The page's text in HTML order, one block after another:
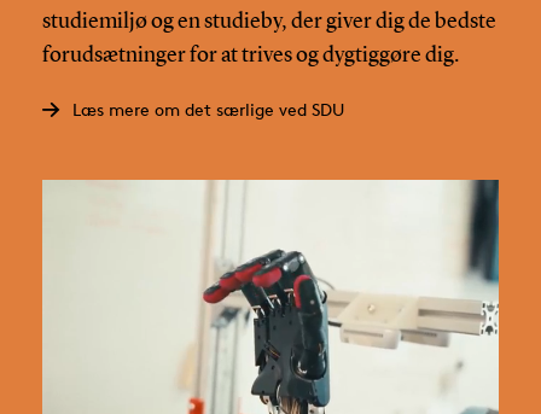
studiemiljø og en studieby, der giver dig de bedste
forudsætninger for at trives og dygtiggøre dig.
Læs mere om det særlige ved SDU